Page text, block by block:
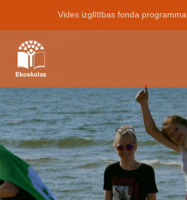
Vides izglītības fonda programma